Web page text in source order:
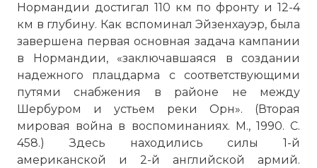
Нормандии достигал 110 км по фронту и 12-4
км в глубину. Как вспоминал Эйзенхауэр, была
завершена первая основная задача кампании
в Нормандии, «заключавшаяся в создании
надежного плацдарма с соответствующими
путями снабжения в районе не между
Шербуром и устьем реки Орн». (Вторая
мировая война в воспоминаниях. М., 1990. С.
458.) Здесь находились силы 1-й
американской и 2-й английской армий.